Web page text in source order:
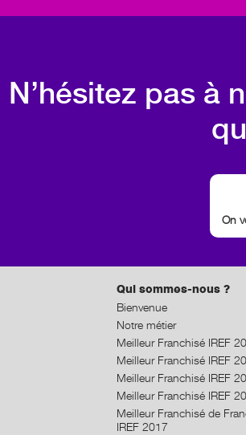
N’hésitez pas à
On
Qui sommes-nous ?
Bienvenue
Notre métier
Meilleur Franchisé IREF
Meilleur Franchisé IREF
Meilleur Franchisé IREF
Meilleur Franchisé IREF
Meilleur Franchisé de
IREF 2017